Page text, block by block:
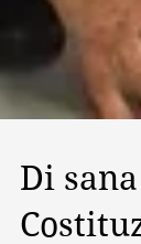
Di